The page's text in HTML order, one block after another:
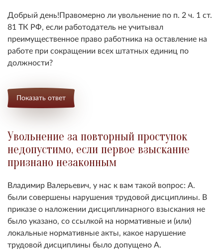
Добрый день!Правомерно ли увольнение по п. 2 ч. 1 ст.
81 ТК РФ, если работодатель не учитывал
преимущественное право работника на оставление на
работе при сокращении всех штатных единиц по
должности?
Показать ответ
Увольнение за повторный проступок
недопустимо, если первое взыскание
признано незаконным
Владимир Валерьевич, у нас к вам такой вопрос: А.
были совершены нарушения трудовой дисциплины. В
приказе о наложении дисциплинарного взыскания не
было указано, со ссылкой на нормативные и (или)
локальные нормативные акты, какое нарушение
трудовой дисциплины было допущено А.